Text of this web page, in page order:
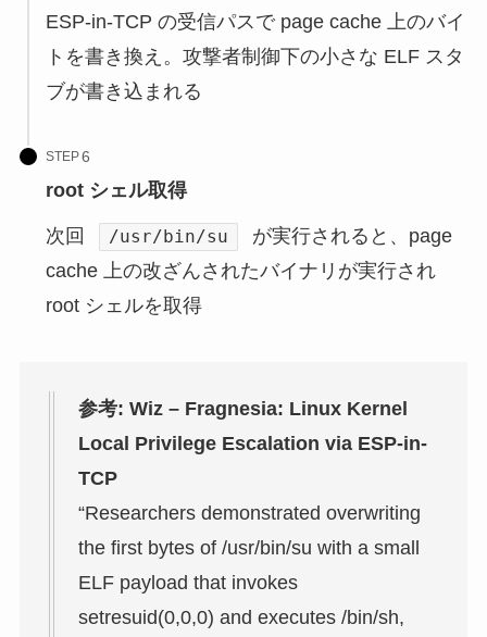
ESP-in-TCP の受信パスで page cache 上のバイ
トを書き換え。攻撃者制御下の小さな ELF スタ
ブが書き込まれる
STEP
root シェル取得
次回 /usr/bin/su
が実行されると、page
cache 上の改ざんされたバイナリが実行され
root シェルを取得
参考: Wiz – Fragnesia: Linux Kernel
Local Privilege Escalation via ESP-in-
TCP
“Researchers demonstrated overwriting
the first bytes of /usr/bin/su with a small
ELF payload that invokes
setresuid(0,0,0) and executes /bin/sh,